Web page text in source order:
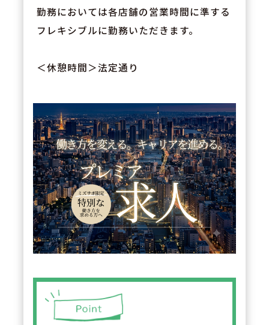
勤務においては各店舗の営業時間に準する
フレキシブルに勤務いただきます。
＜休憩時間＞法定通り